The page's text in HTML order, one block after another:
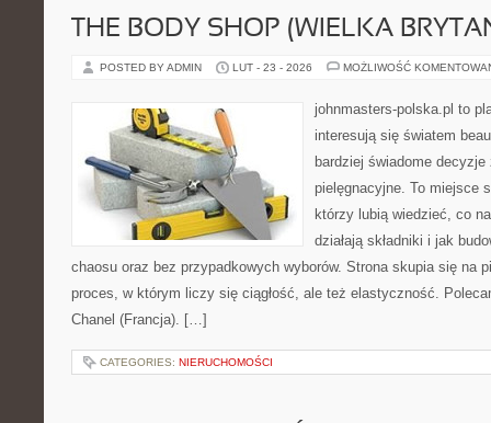
THE BODY SHOP (WIELKA
POSTED BY ADMIN LUT - 23 - 2026 MOŻLIWOŚĆ
johnmasters-polska.pl to
interesują się światem
bardziej świadome decyzje
pielęgnacyjne. To miejsce
którzy lubią wiedzieć, co
działają składniki i jak
chaosu oraz bez przypadkowych wyborów. Strona skupia się na
proces, w którym liczy się ciągłość, ale też elastyczność.
Chanel (Francja). […]
CATEGORIES: NIERUCHOMOŚCI